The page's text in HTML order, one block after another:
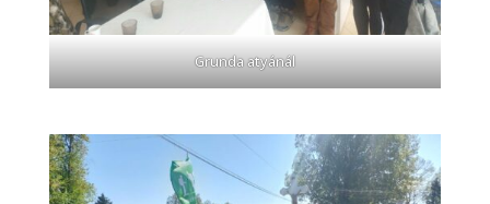
Grunda atyánál